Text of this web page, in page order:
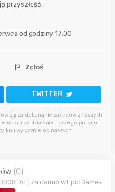
przyszłość.
od godziny 17:00
Zgłoś
TWITTER
za dokonanie zakupów z naszych
utrzymać działanie naszego portalu.
i wyłącznie od naszych
(0)
| za darmo w Epic Games